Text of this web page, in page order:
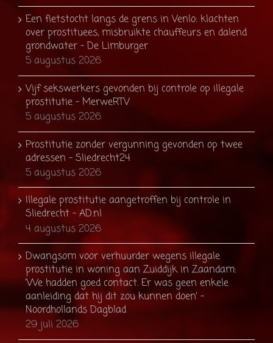
Een fietstocht langs de grens in Venlo: klachten
over prostituees, misbruikte chauffeurs en dalend
grondwater - De Limburger
5 augustus 2026
Vijf sekswerkers gevonden bij controle op illegale
prostitutie - MerweRTV
5 augustus 2026
Prostitutie zonder vergunning gevonden op twee
adressen - Sliedrecht24
5 augustus 2026
Illegale prostitutie aangetroffen bij controle in
Sliedrecht - AD.nl
4 augustus 2026
Dwangsom voor verhuurder wegens illegale
prostitutie in woning aan Zuiddijk in Zaandam:
’We hadden goed contact. Er was geen enkele
aanleiding dat hij dit zou kunnen doen’ -
Noordhollands Dagblad
29 juli 2026